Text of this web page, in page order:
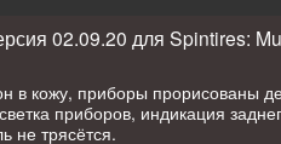
была улучшена для облегчения
охлаждения двигателя,
+ 5 стандартных;
02.09.20 для Spintires:
в кожу, приборы прорисованы
приборов, индикация
не трясётся.